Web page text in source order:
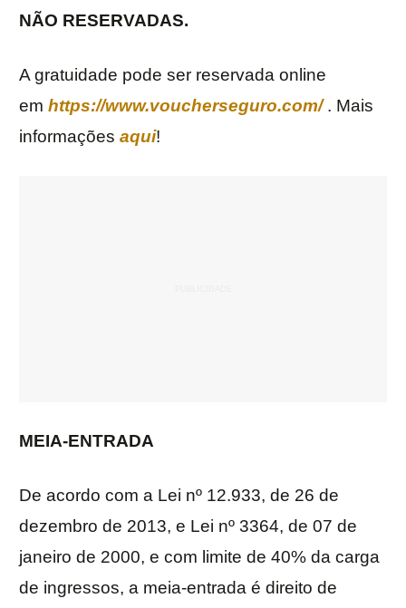
NÃO RESERVADAS.
A gratuidade pode ser reservada online
em https://www.voucherseguro.com/. Mais
informações aqui!
MEIA-ENTRADA
De acordo com a Lei nº 12.933, de 26 de
dezembro de 2013, e Lei nº 3364, de 07 de
janeiro de 2000, e com limite de 40% da carga
de ingressos, a meia-entrada é direito de